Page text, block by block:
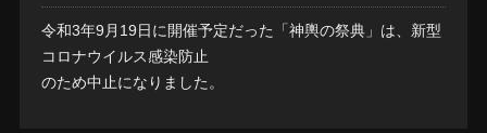
令和3年9月19日に開催予定だった「神輿の祭典」は、新型
コロナウイルス感染防止
のため中止になりました。